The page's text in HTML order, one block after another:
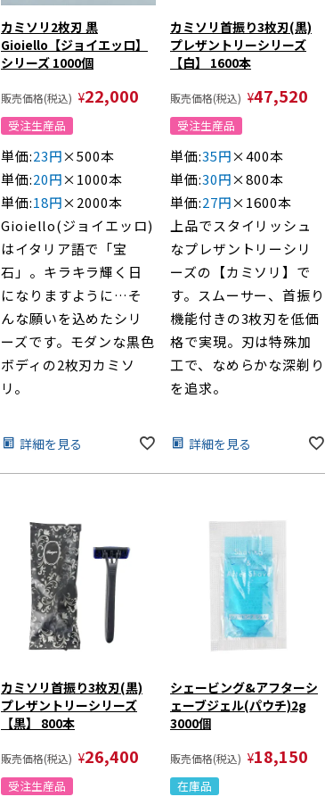
カミソリ2枚刃 黒
Gioiello【ジョイエッロ】
シリーズ 1000個
販売価格(税込) ¥22,000
受注生産品
単価:23円×500本
単価:20円×1000本
単価:18円×2000本
Gioiello(ジョイエッロ)
はイタリア語で「宝
石」。キラキラ輝く日
になりますように…そ
んな願いを込めたシリ
ーズです。モダンな黒色
ボディの2枚刃カミソ
リ。
詳細を見る
カミソリ首振り3枚刃(黒)
プレザントリーシリーズ
【白】 1600本
販売価格(税込) ¥47,520
受注生産品
単価:35円×400本
単価:30円×800本
単価:27円×1600本
上品でスタイリッシュ
なプレザントリーシリ
ーズの【カミソリ】で
す。スムーサー、首振り
機能付きの3枚刃を低価
格で実現。刃は特殊加
工で、なめらかな深剃り
を追求。
詳細を見る
カミソリ首振り3枚刃(黒)
プレザントリーシリーズ
【黒】 800本
販売価格(税込) ¥26,400
受注生産品
シェービング&アフターシ
ェーブジェル(パウチ)2g
3000個
販売価格(税込) ¥18,150
在庫品